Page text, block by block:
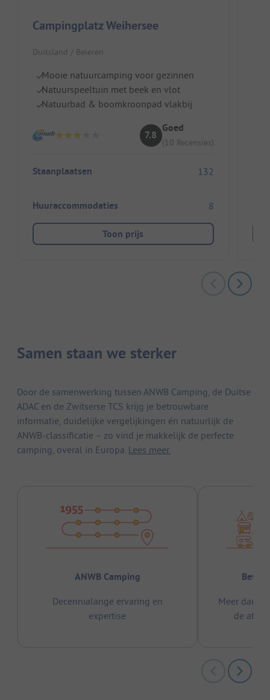
Campingplatz Weihersee
Duitsland / Beieren
Mooie natuurcamping voor gezinnen
Natuurspeeltuin met beek en vlot
Natuurbad & boomkroonpad vlakbij
7.8
Goed
(10 Recensies)
Staanplaatsen 132
Huuraccommodaties 8
Toon prijs
Samen staan we sterker
Door de samenwerking tussen ANWB Camping, de Duitse
ADAC en de Zwitserse TCS krijg je betrouwbare
informatie, duidelijke vergelijkingen én natuurlijk de
ANWB-classificatie – zo vind je makkelijk de perfecte
camping, overal in Europa. Lees meer.
ANWB Camping
Decennialange ervaring en
expertise
Meer dan
de